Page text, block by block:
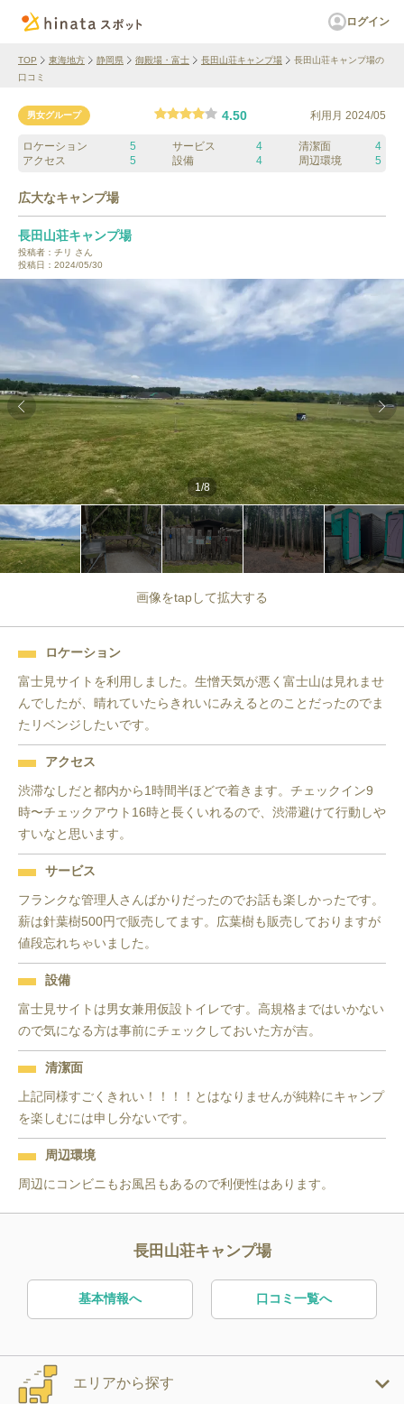
ログイン
TOP 東海地方 静岡県 御殿場・富士 長田山荘キャンプ場
長田山荘キャンプ場の
口コミ
男女グループ 4.50 利用月 2024/05
ロケーション 5 サービス 4 清潔面
4
アクセス
5 設備 4 周辺環境 5
広大なキャンプ場
長田山荘キャンプ場
投稿者： チリ さん
投稿日： 2024/05/30
1/8
画像をtapして拡大する
ロケーション
富士見サイトを利用しました。生憎天気が悪く富士山は見れませ
んでしたが、晴れていたらきれいにみえるとのことだったのでま
たリベンジしたいです。
アクセス
渋滞なしだと都内から1時間半ほどで着きます。チェックイン9
時〜チェックアウト16時と長くいれるので、渋滞避けて行動しや
すいなと思います。
サービス
フランクな管理人さんばかりだったのでお話も楽しかったです。
薪は針葉樹500円で販売してます。広葉樹も販売しておりますが
値段忘れちゃいました。
設備
富士見サイトは男女兼用仮設トイレです。高規格まではいかない
ので気になる方は事前にチェックしておいた方が吉。
清潔面
上記同様すごくきれい！！！！とはなりませんが純粋にキャンプ
を楽しむには申し分ないです。
周辺環境
周辺にコンビニもお風呂もあるので利便性はあります。
長田山荘キャンプ場
基本情報へ 口コミ一覧へ
エリアから探す